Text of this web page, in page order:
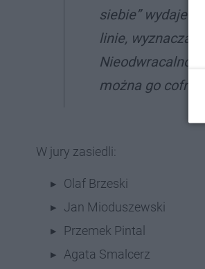
siebie” wydaje
linie,
można go
W jury zasiedli:
Olaf Brzeski
Jan Mioduszewski
Przemek Pintal
Agata Smalcerz